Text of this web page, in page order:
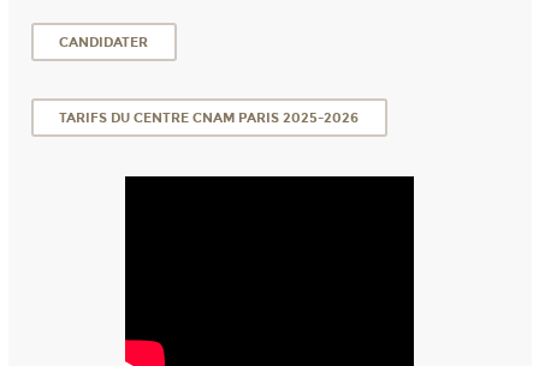
CANDIDATER
TARIFS DU CENTRE CNAM PARIS 2025-2026